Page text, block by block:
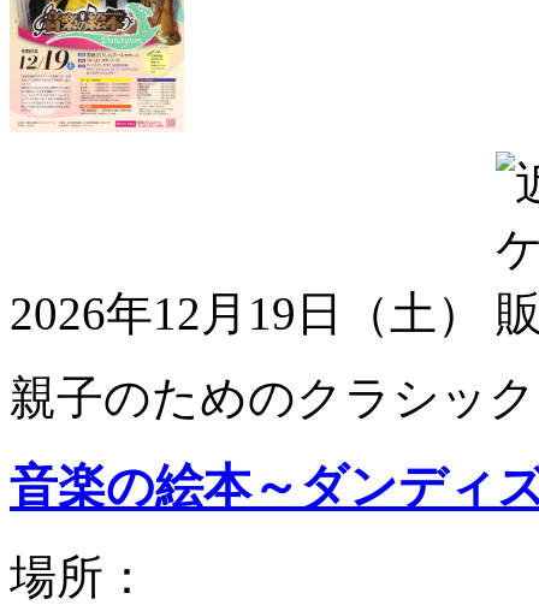
2026年12月19日（土）
親子のためのクラシッ
音楽の絵本～ダンディ
場所：